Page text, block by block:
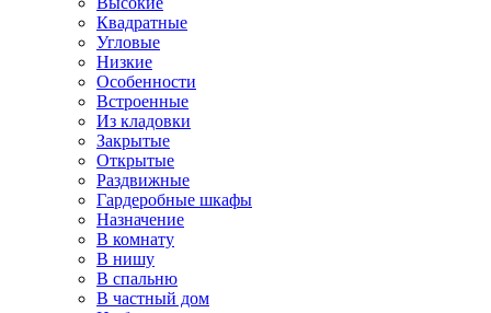
Квадратные
Угловые
Низкие
Особенности
Встроенные
Из кладовки
Закрытые
Открытые
Раздвижные
Гардеробные шкафы
Назначение
В комнату
В нишу
В спальню
В частный дом